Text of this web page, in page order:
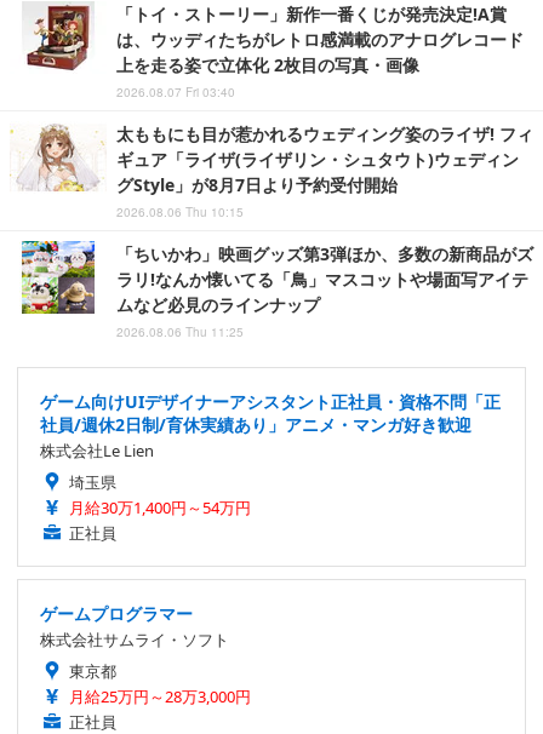
「トイ・ストーリー」新作一番くじが発売決定!A賞
は、ウッディたちがレトロ感満載のアナログレコード
上を走る姿で立体化 2枚目の写真・画像
2026.08.07 Fri 03:40
太ももにも目が惹かれるウェディング姿のライザ! フィ
ギュア「ライザ(ライザリン・シュタウト)ウェディン
グStyle」が8月7日より予約受付開始
2026.08.06 Thu 10:15
「ちいかわ」映画グッズ第3弾ほか、多数の新商品がズ
ラリ!なんか懐いてる「鳥」マスコットや場面写アイテ
ムなど必見のラインナップ
2026.08.06 Thu 11:25
ゲーム向けUIデザイナーアシスタント正社員・資格不問「正
社員/週休2日制/育休実績あり」アニメ・マンガ好き歓迎
株式会社Le Lien
埼玉県
月給30万1,400円～54万円
正社員
ゲームプログラマー
株式会社サムライ・ソフト
東京都
月給25万円～28万3,000円
正社員